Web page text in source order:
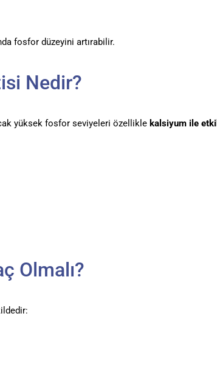
fosfor düzeyini artırabilir.
Nedir?
yüksek fosfor seviyeleri özellikle kalsiyum ile
Olmalı?